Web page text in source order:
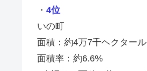
・ 4位
いの町
面積：約4万7千ヘクタール
面積率：約6.6%